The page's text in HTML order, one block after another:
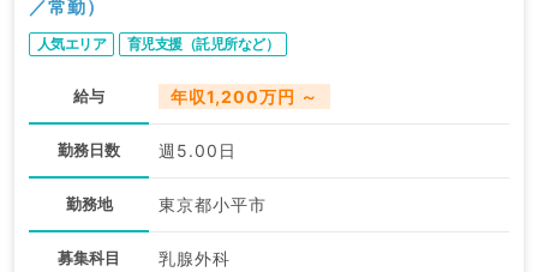
／常勤）
人気エリア 育児支援（託児所など）
給与 年収1,200万円 ～
勤務日数 週5.00日
勤務地 東京都小平市
募集科目 乳腺外科